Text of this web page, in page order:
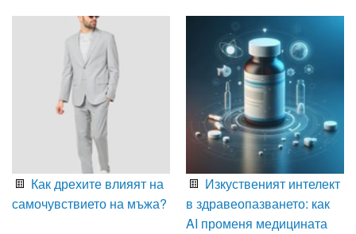
Как дрехите влияят на
самочувствието на мъжа?
Изкуственият интелект
в здравеопазването: как
AI променя медицината